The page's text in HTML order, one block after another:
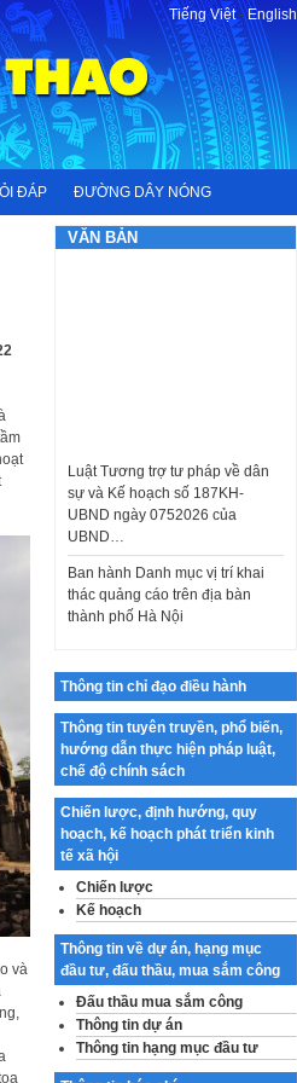
Tiếng Việt-English
ĐÁP ĐƯỜNG DÂY NÓNG
và
VĂN BẢN
sự và Kế hoạch số 187KH-
UBND ngày 0752026 của
UBND…
Ban hành Danh mục vị trí khai
thác quảng cáo trên địa bàn
thành phố Hà Nội
Kế hoạch Tổ chức Cuộc thi
tưởng của Đảng…
Công bố công khai dự toán kinh
phí xây dựng pháp luật, hoàn
thiện thể chế, chính…
Quy định về nghiên cứu, ứng
dụng khoa học, công nghệ, đổi
mới sáng tạo và chuyển…
Quy định chi tiết và hướng dẫn
thi hành một số điều của Luật Lý
lịch tư…
Sửa đổi, bổ sung một số nội
dung tại Nghị quyết số 30/NQ-
CP ngày 24 tháng 02…
Ban hành Chương trình hành
động của Chính phủ thực hiện
Nghị quyết số 02-NQ/TW ngày
Thông tin chỉ đạo điều hành
Thông tin tuyên truyền, phổ biến,
hướng dẫn thực hiện pháp luật,
chế độ chính sách
Chiến lược, định hướng, quy
hoạch, kế hoạch phát triển kinh
tế xã hội
Chiến lược
Kế hoạch
Thông tin về dự án, hạng mục
đầu tư, đấu thầu, mua sắm công
Đấu thầu mua sắm công
Thông tin dự án
Thông tin hạng mục đầu tư